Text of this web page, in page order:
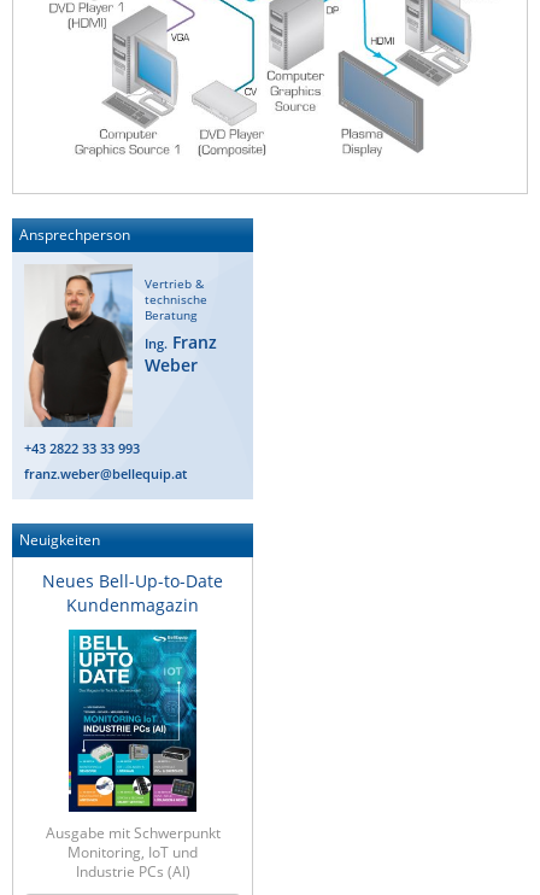
Ansprechperson
Vertrieb &
technische
Beratung
Ing. Franz
Weber
+43 2822 33 33 993
franz.weber@bellequip.at
Neuigkeiten
Neues Bell-Up-to-Date
Kundenmagazin
Ausgabe mit Schwerpunkt
Monitoring, IoT und
Industrie PCs (AI)